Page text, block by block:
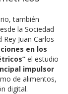
también
la Sociedad
Juan Carlos
en los
el estudio
impulsor
de alimentos,
digital.